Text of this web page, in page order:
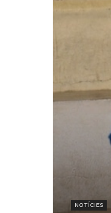
NOTÍCIES